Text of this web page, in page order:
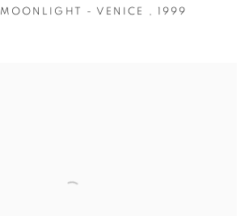
MOONLIGHT - VENICE , 1999